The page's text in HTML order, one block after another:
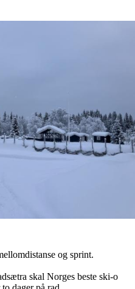
og sprint.
skal Norges beste ski-o